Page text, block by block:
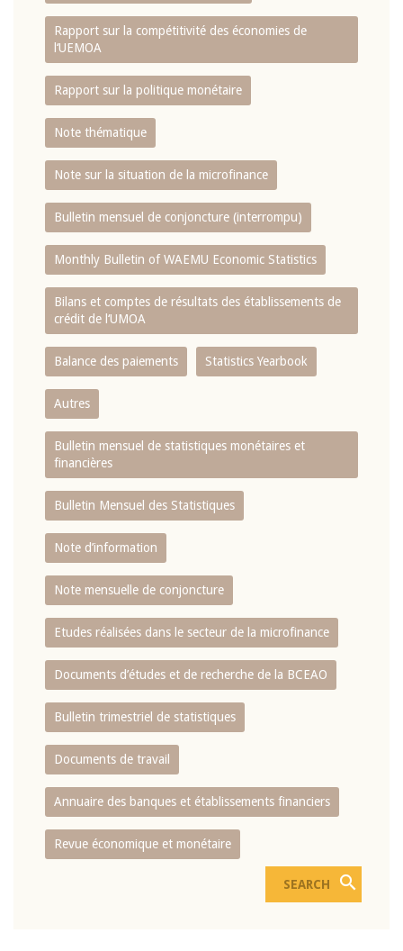
Rapport sur la compétitivité des économies de
l‘UEMOA
Rapport sur la politique monétaire
Note thématique
Note sur la situation de la microfinance
Bulletin mensuel de conjoncture (interrompu)
Monthly Bulletin of WAEMU Economic Statistics
Bilans et comptes de résultats des établissements de
crédit de l‘UMOA
Balance des paiements Statistics Yearbook
Autres
Bulletin mensuel de statistiques monétaires et
financières
Bulletin Mensuel des Statistiques
Note d’information
Note mensuelle de conjoncture
Etudes réalisées dans le secteur de la microfinance
Documents d’études et de recherche de la BCEAO
Bulletin trimestriel de statistiques
Documents de travail
Annuaire des banques et établissements financiers
Revue économique et monétaire